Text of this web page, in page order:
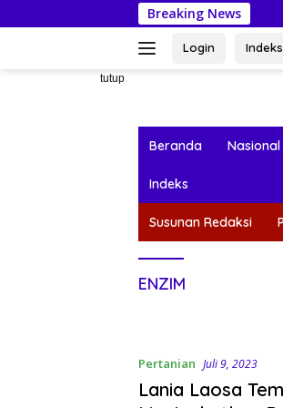
ke
Breaking News
Mahasiswa
Login Indeks
tutup
Beranda Nasional
Indeks
Susunan Redaksi
ENZIM
Pertanian Juli 9, 2023
Lania Laosa